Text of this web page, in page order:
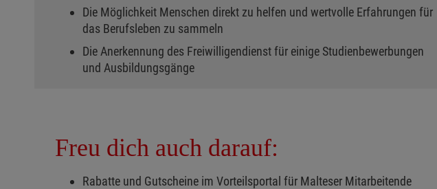
Die Möglichkeit Menschen direkt zu helfen und wertvolle Erfahrungen für
das Berufsleben zu sammeln
Die Anerkennung des Freiwilligendienst für einige Studienbewerbungen
und Ausbildungsgänge
Freu dich auch darauf:
Rabatte und Gutscheine im Vorteilsportal für Malteser Mitarbeitende